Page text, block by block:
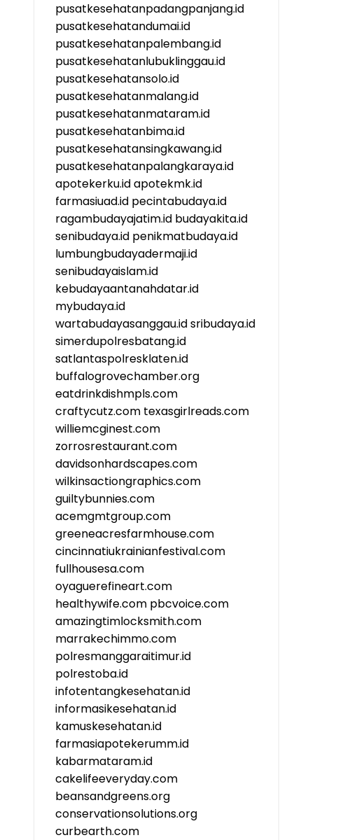
pusatkesehatanpadangpanjang.id
pusatkesehatandumai.id
pusatkesehatanpalembang.id
pusatkesehatanlubuklinggau.id
pusatkesehatansolo.id
pusatkesehatanmalang.id
pusatkesehatanmataram.id
pusatkesehatanbima.id
pusatkesehatansingkawang.id
pusatkesehatanpalangkaraya.id
apotekerku.idapotekmk.id
farmasiuad.id pecintabudaya.id
ragambudayajatim.id budayakita.id
senibudaya.id penikmatbudaya.id
lumbungbudayadermaji.id
senibudayaislam.id
kebudayaantanahdatar.id
mybudaya.id
wartabudayasanggau.idsribudaya.id
simerdupolresbatang.id
satlantaspolresklaten.id
buffalogrovechamber.org
eatdrinkdishmpls.com
craftycutz.com texasgirlreads.com
williemcginest.com
zorrosrestaurant.com
davidsonhardscapes.com
wilkinsactiongraphics.com
guiltybunnies.com
acemgmtgroup.com
greeneacresfarmhouse.com
cincinnatiukrainianfestival.com
fullhousesa.com
oyaguerefineart.com
healthywife.com pbcvoice.com
amazingtimlocksmith.com
marrakechimmo.com
polresmanggaraitimur.id
polrestoba.id
infotentangkesehatan.id
informasikesehatan.id
kamuskesehatan.id
farmasiapotekerumm.id
kabarmataram.id
cakelifeeveryday.com
beansandgreens.org
conservationsolutions.org
curbearth.com